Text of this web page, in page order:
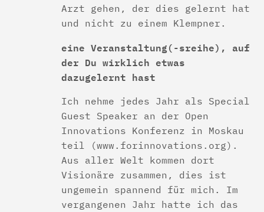
Arzt gehen, der dies gelernt hat
und nicht zu einem Klempner.
eine Veranstaltung(-sreihe), auf
der Du wirklich etwas
dazugelernt hast
Ich nehme jedes Jahr als Special
Guest Speaker an der Open
Innovations Konferenz in Moskau
teil (www.forinnovations.org).
Aus aller Welt kommen dort
Visionäre zusammen, dies ist
ungemein spannend für mich. Im
vergangenen Jahr hatte ich das